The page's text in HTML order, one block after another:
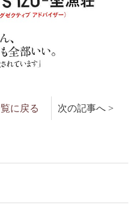
に戻る 次の記事へ >